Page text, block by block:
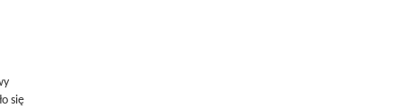
się